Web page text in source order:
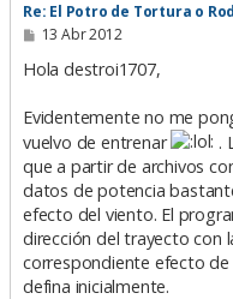
Re: El Potro de Tortura o
M
n
j
13 Abr 2012
Hola destroi1707,
Evidentemente no me
vuelvo de entrenar
.
que a partir de archivos
datos de potencia
efecto del viento. El
dirección del trayecto con
correspondiente efecto de
defina inicialmente.